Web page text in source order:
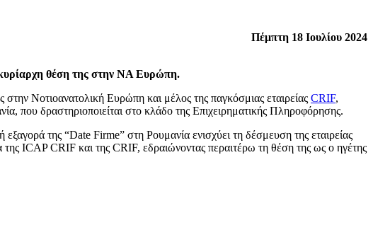
Πέμπτη 18 Ιουλίου 2024
θέση της στην ΝΑ Ευρώπη.
Νοτιοανατολική Ευρώπη και μέλος της παγκόσμιας εταιρείας CRIF,
που δραστηριοποιείται στο κλάδο της Επιχειρηματικής Πληροφόρησης.
της “Date Firme” στη Ρουμανία ενισχύει τη δέσμευση της εταιρείας
ICAP CRIF και της CRIF, εδραιώνοντας περαιτέρω τη θέση της ως ο ηγέτης